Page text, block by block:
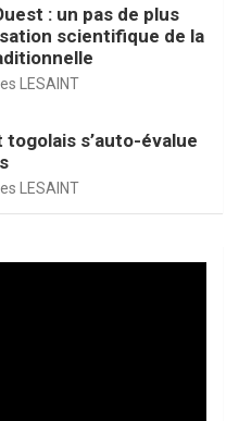
: un pas de plus
scientifique de la
LESAINT
togolais s’auto-évalue
LESAINT